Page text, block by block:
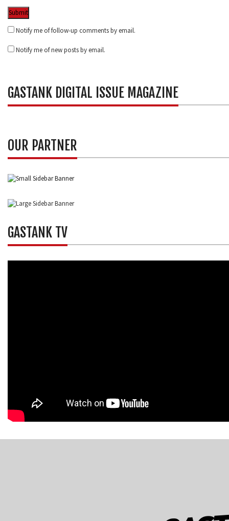
Notify me of follow-up comments by email.
Notify me of new posts by email.
GASTANK DIGITAL ISSUE MAGAZINE
OUR PARTNER
GASTANK TV